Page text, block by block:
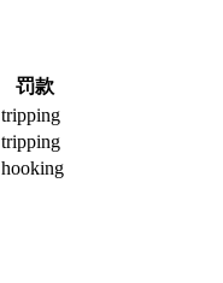
罚款
tripping
tripping
hooking